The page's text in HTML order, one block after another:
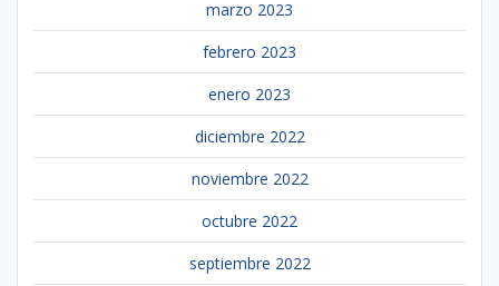
marzo 2023
febrero 2023
enero 2023
diciembre 2022
noviembre 2022
octubre 2022
septiembre 2022